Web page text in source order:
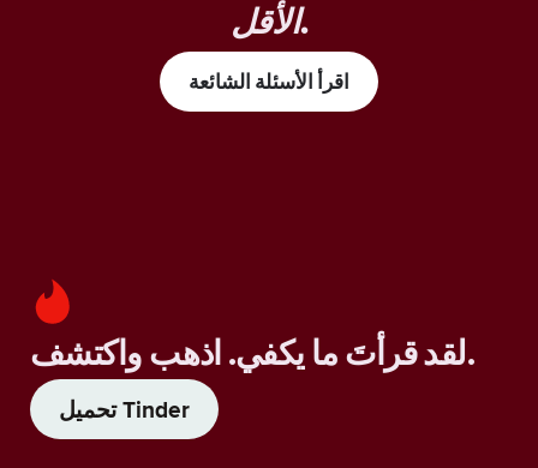
الأقل.
اقرأ الأسئلة الشائعة
لقد قرأتَ ما يكفي. اذهب واكتشف.
تحميل Tinder